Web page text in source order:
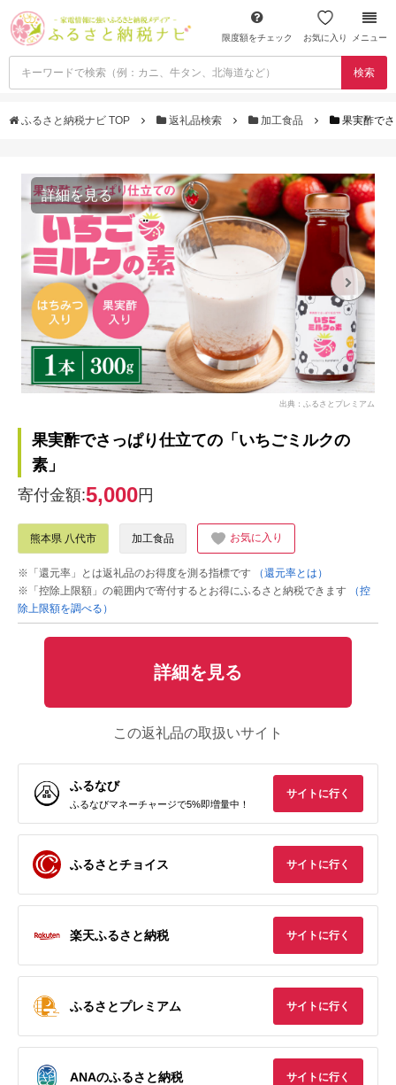
限度額をチェック お気に入り メニュー
検索
ふるさと納税ナビ TOP 返礼品検索 加工食品 果実酢で
詳細を見る
出典：ふるさとプレミアム
果実酢でさっぱり仕立ての「いちごミルクの
素」
寄付金額:5,000円
熊本県 八代市 加工食品 お気に入り
※「還元率」とは返礼品のお得度を測る指標です
（還元率とは）
※「控除上限額」の範囲内で寄付するとお得にふるさと納税できます
（控
除上限額を調べる）
詳細を見る
この返礼品の取扱いサイト
ふるなび
ふるなびマネーチャージで5%即増量中！
サイトに行く
ふるさとチョイス サイトに行く
楽天ふるさと納税 サイトに行く
ふるさとプレミアム サイトに行く
ANAのふるさと納税 サイトに行く